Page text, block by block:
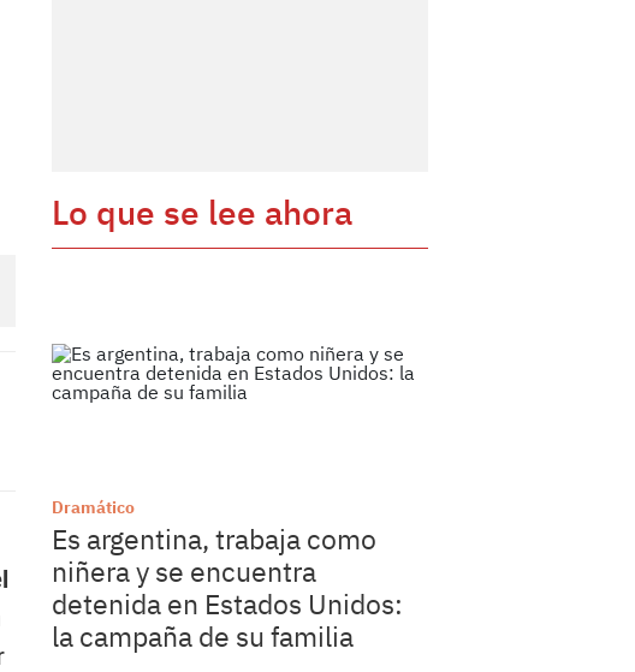
Lo que se lee ahora
Dramático
Es argentina, trabaja como
niñera y se encuentra
detenida en Estados Unidos:
la campaña de su familia